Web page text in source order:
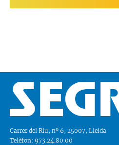
Carrer del Riu, nº 6, 25007, Lleida
Telèfon: 973.24.80.00